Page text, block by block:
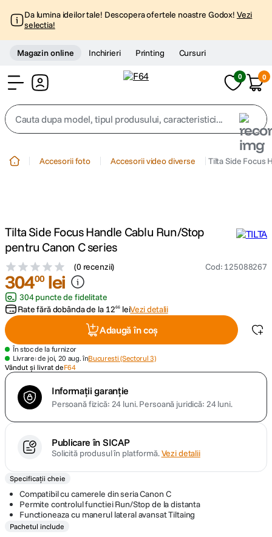
Da lumina ideilor tale! Descopera ofertele noastre Godox! Vezi
selectia!
Magazin online Inchirieri Printing Cursuri
0 0
Cauta dupa model, tipul produsului, caracteristici...
trepied telefon
4. peak design
5. canon sx740 hs
7. sony fx
8. card memorie
10. dji osmo
Accesorii foto Accesorii video diverse Tilta Side Focus
Tilta Side Focus Handle Cablu Run/Stop
pentru Canon C series
(0 recenzii) Cod: 125088267
30400 lei
304 puncte de fidelitate
Rate fără dobânda de la 1266 leiVezi detalii
Adaugă în coș
În stoc de la furnizor
Livrare: de joi, 20 aug. înBucuresti (Sectorul 3)
Vândut și livrat deF64
Informații garanție
Persoană fizică: 24 luni.Persoană juridică: 24 luni.
Publicare în SICAP
Solicită produsul în platformă.Vezi detalii
Specificații cheie
Compatibil cu camerele din seria Canon C
Permite controlul functiei Run/Stop de la distanta
Functioneaza cu manerul lateral avansat Tiltaing
Pachetul include